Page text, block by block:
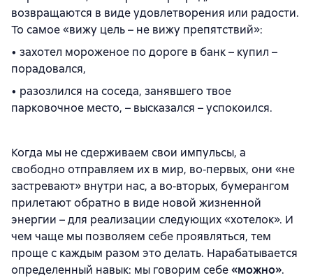
возвращаются в виде удовлетворения или радости.
То самое «вижу цель – не вижу препятствий»:
• захотел мороженое по дороге в банк – купил –
порадовался,
• разозлился на соседа, занявшего твое
парковочное место, – высказался – успокоился.
Когда мы не сдерживаем свои импульсы, а
свободно отправляем их в мир, во‑первых, они «не
застревают» внутри нас, а во‑вторых, бумерангом
прилетают обратно в виде новой жизненной
энергии – для реализации следующих «хотелок». И
чем чаще мы позволяем себе проявляться, тем
проще с каждым разом это делать. Нарабатывается
определенный навык: мы говорим себе«можно».